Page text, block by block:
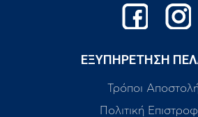
ΕΞΥΠΗΡΕΤΗΣΗ
Τρόποι
Πολιτική